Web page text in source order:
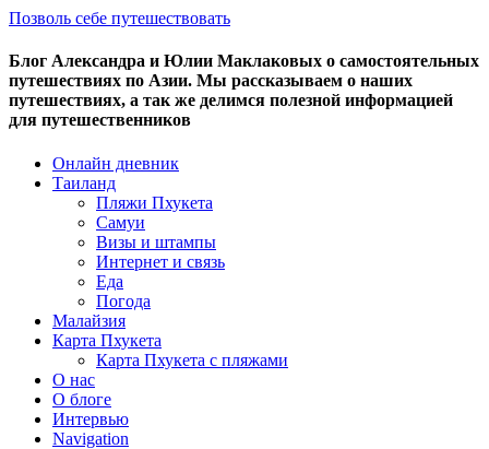
Позволь себе путешествовать
Блог Александра и Юлии Маклаковых о самостоятельных
путешествиях по Азии. Мы рассказываем о наших
путешествиях, а так же делимся полезной информацией
для путешественников
Онлайн дневник
Таиланд
Пляжи Пхукета
Самуи
Визы и штампы
Интернет и связь
Еда
Погода
Малайзия
Карта Пхукета
Карта Пхукета с пляжами
О нас
О блоге
Интервью
Navigation